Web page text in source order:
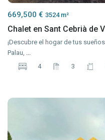
669,500 €3524 m²
Chalet en Sant Cebrià de
¡Descubre el hogar de tus
Palau, ...
4
3